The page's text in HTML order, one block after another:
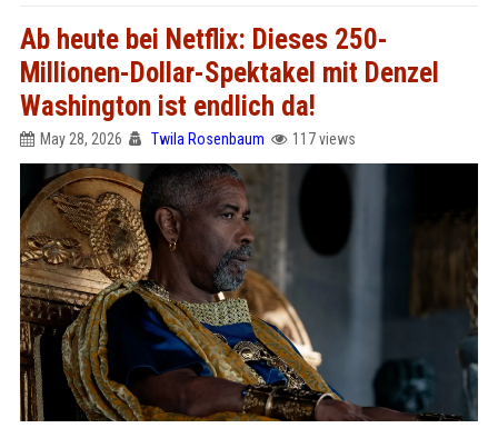
Ab heute bei Netflix: Dieses 250-
Millionen-Dollar-Spektakel mit Denzel
Washington ist endlich da!
May 28, 2026 Twila Rosenbaum 117 views